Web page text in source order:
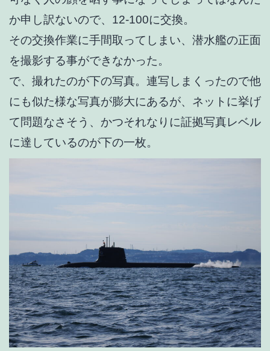
か申し訳ないので、12-100に交換。
その交換作業に手間取ってしまい、潜水艦の正面
を撮影する事ができなかった。
で、撮れたのが下の写真。連写しまくったので他
にも似た様な写真が膨大にあるが、ネットに挙げ
て問題なさそう、かつそれなりに証拠写真レベル
に達しているのが下の一枚。